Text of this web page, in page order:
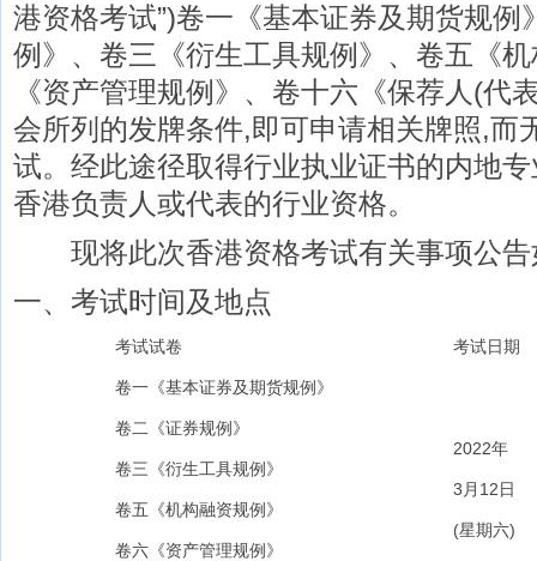
港资格考试”)卷一《基本证券及期货规例
例》、卷三《衍生工具规例》、卷五《
《资产管理规例》、卷十六《保荐人(代
会所列的发牌条件,即可申请相关牌照,而
试。经此途径取得行业执业证书的内地
香港负责人或代表的行业资格。
现将此次香港资格考试有关事项公告
一、考试时间及地点
考试试卷 考试日期
卷一《基本证券及期货规例》
2022年
3月12日
(星期六)
卷二《证券规例》
卷三《衍生工具规例》
卷五《机构融资规例》
卷六《资产管理规例》